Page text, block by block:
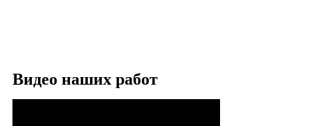
Видео наших работ